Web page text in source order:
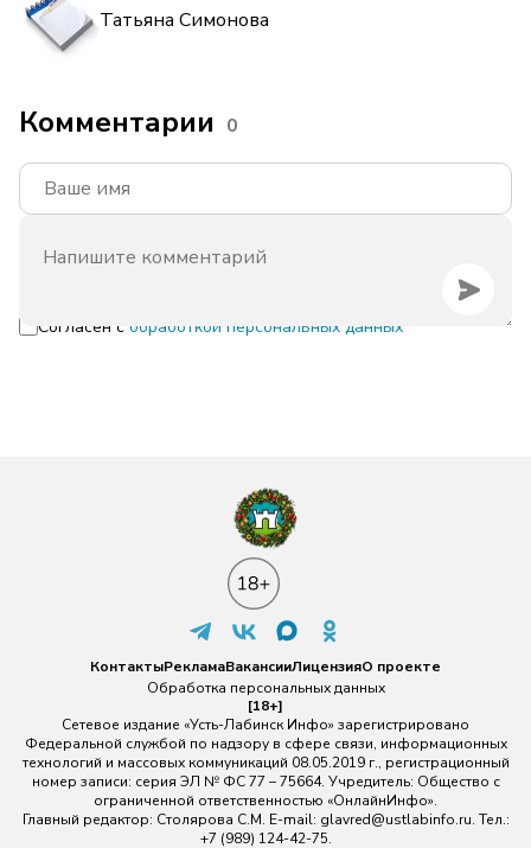
Татьяна Симонова
Комментарии 0
Согласен с обработкой персональных данных
КонтактыРекламаВакансииЛицензияО проекте
Обработка персональных данных
[18+]
Сетевое издание «Усть-Лабинск Инфо» зарегистрировано
Федеральной службой по надзору в сфере связи, информационных
технологий и массовых коммуникаций 08.05.2019 г., регистрационный
номер записи: серия ЭЛ № ФС 77 – 75664. Учредитель: Общество с
ограниченной ответственностью «ОнлайнИнфо».
Главный редактор: Столярова С.М. E-mail: glavred@ustlabinfo.ru. Тел.:
+7 (989) 124-42-75.